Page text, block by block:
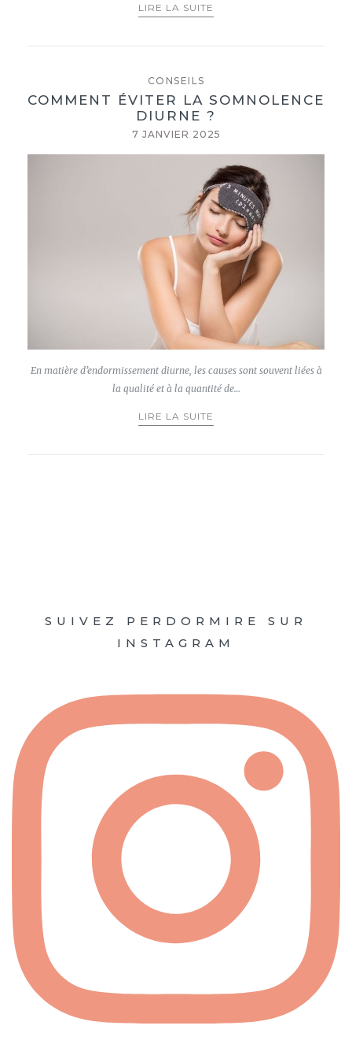
LIRE LA SUITE
CONSEILS
COMMENT ÉVITER LA SOMNOLENCE
DIURNE ?
7 JANVIER 2025
En matière d’endormissement diurne, les causes sont souvent liées à
la qualité et à la quantité de…
LIRE LA SUITE
SUIVEZ PERDORMIRE SUR
INSTAGRAM